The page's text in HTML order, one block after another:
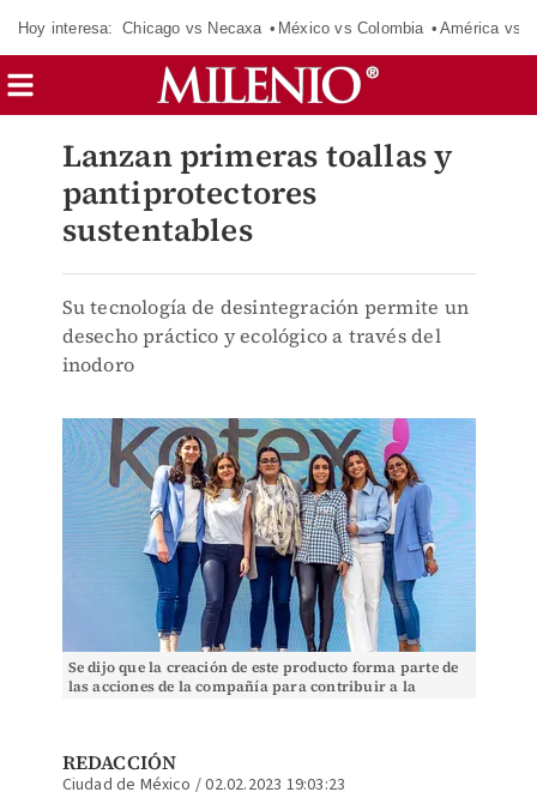
Hoy interesa: Chicago vs Necaxa México vs Colombia América vs
Lanzan primeras toallas y
pantiprotectores
sustentables
Su tecnología de desintegración permite un
desecho práctico y ecológico a través del
inodoro
Se dijo que la creación de este producto forma parte de
las acciones de la compañía para contribuir a la
REDACCIÓN
Ciudad de México /02.02.2023 19:03:23